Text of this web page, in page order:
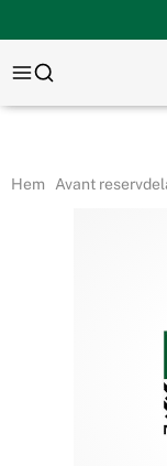
Hem Avant